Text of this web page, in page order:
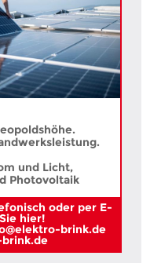
und Licht,
Photovoltaik
oder per E-
hier!
brink.de